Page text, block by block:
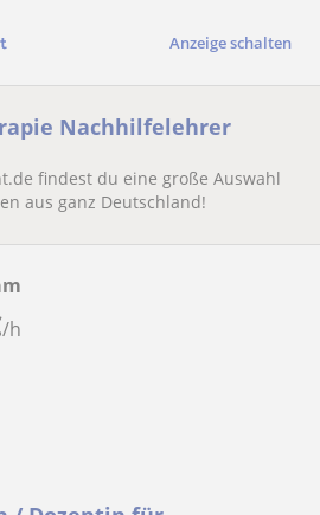
Anzeige schalten
Nachhilfelehrer
findest du eine große Auswahl
aus ganz Deutschland!
/h